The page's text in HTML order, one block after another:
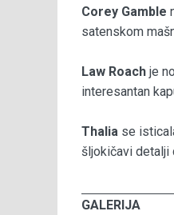
Corey Gamble
satenskom
Law Roach je
interesantan
Thalia se
šljokičavi detalji
GALERIJA